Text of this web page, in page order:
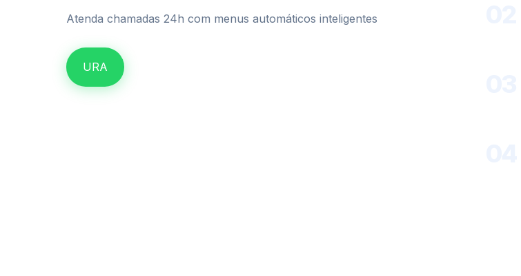
Atenda chamadas 24h com menus automáticos inteligentes
URA